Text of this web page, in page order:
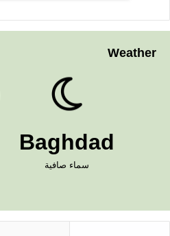
Weather
Baghdad
سماء صافية